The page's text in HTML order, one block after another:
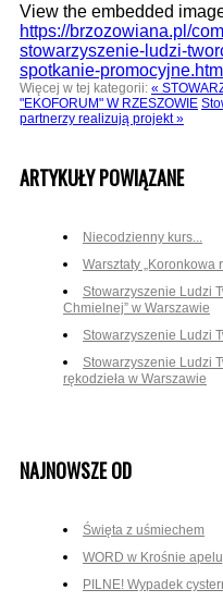
View the embedded
https://brzozowiana.pl/
stowarzyszenie-ludzi-
spotkanie-
Więcej w tej kategorii: «
"EKOFORUM" W RZESZOWIE
partnerzy realizują projekt »
ARTYKUŁY POWIĄZANE
Niecodzienny kurs...
Warsztaty „Koronkowa
Stowarzyszenie Ludzi
Chmielnej” w Warszawie
Stowarzyszenie Ludzi
Stowarzyszenie Ludzi
rękodzieła w Warszawie
NAJNOWSZE OD
Święta z uśmiechem
WORD w Krośnie
PILNE! Wypadek